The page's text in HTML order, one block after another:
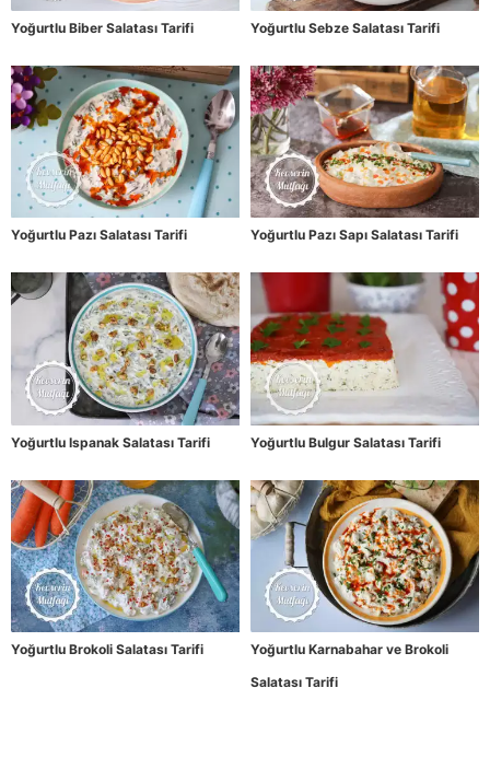
Yoğurtlu Biber Salatası Tarifi Yoğurtlu Sebze Salatası Tarifi
Yoğurtlu Pazı Salatası Tarifi Yoğurtlu Pazı Sapı Salatası Tarifi
Yoğurtlu Ispanak Salatası Tarifi Yoğurtlu Bulgur Salatası Tarifi
Yoğurtlu Brokoli Salatası Tarifi
Yoğurtlu Karnabahar ve Brokoli
Salatası Tarifi